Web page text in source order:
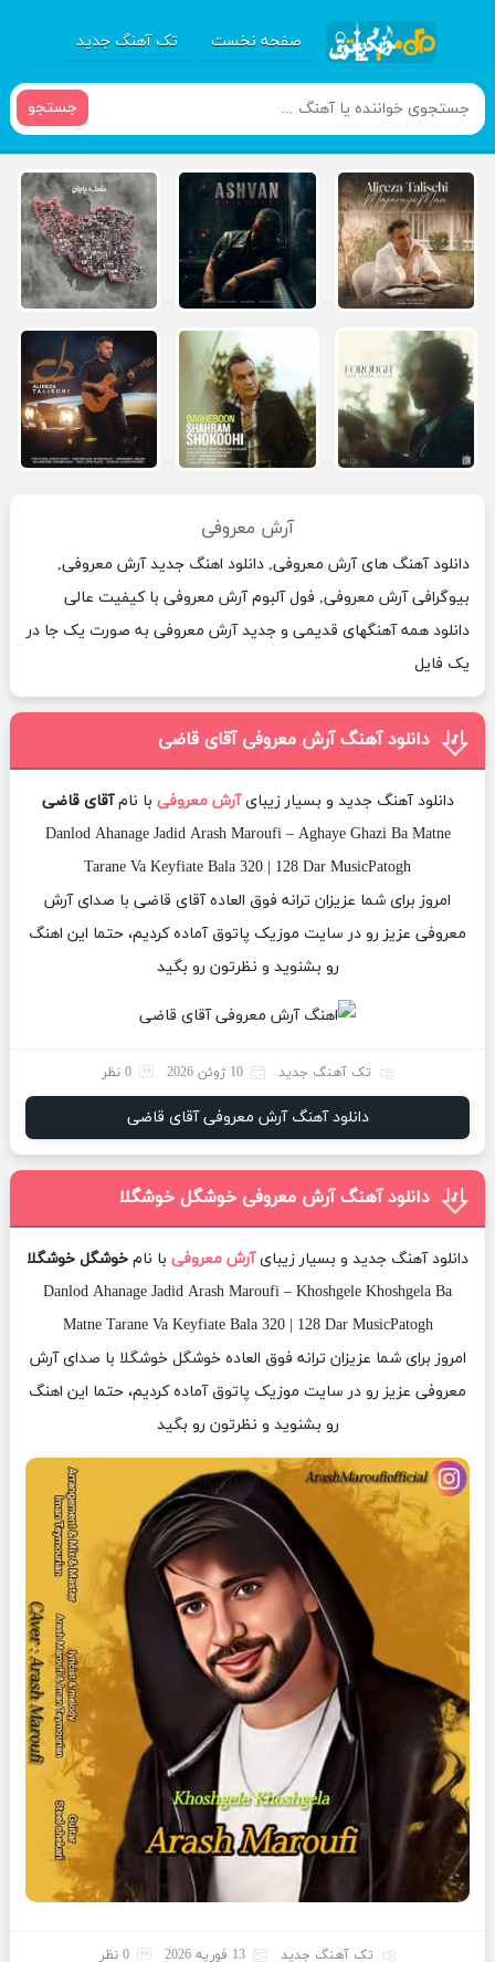
صفحه نخست تک آهنگ جدید
جستجو
آرش معروفی
دانلود آهنگ های آرش معروفی, دانلود اهنگ جدید آرش معروفی,
بیوگرافی آرش معروفی, فول آلبوم آرش معروفی با کیفیت عالی
دانلود همه آهنگهای قدیمی و جدید آرش معروفی به صورت یک جا در
یک فایل
دانلود آهنگ آرش معروفی آقای قاضی
دانلود آهنگ جدید و بسیار زیبایآرش معروفی با نامآقای قاضی
Danlod Ahanage Jadid Arash Maroufi – Aghaye Ghazi Ba Matne
Tarane Va Keyfiate Bala 320 | 128 Dar MusicPatogh
امروز برای شما عزیزان ترانه فوق العاده آقای قاضی با صدای آرش
معروفی عزیز رو در سایت موزیک پاتوق آماده کردیم، حتما این اهنگ
رو بشنوید و نظرتون رو بگید
تک آهنگ جدید 10 ژوئن 2026 0 نظر
دانلود آهنگ آرش معروفی آقای قاضی
دانلود آهنگ آرش معروفی خوشگل خوشگلا
دانلود آهنگ جدید و بسیار زیبایآرش معروفی با نام خوشگل خوشگلا
Danlod Ahanage Jadid Arash Maroufi – Khoshgele Khoshgela Ba
Matne Tarane Va Keyfiate Bala 320 | 128 Dar MusicPatogh
امروز برای شما عزیزان ترانه فوق العاده خوشگل خوشگلا با صدای آرش
معروفی عزیز رو در سایت موزیک پاتوق آماده کردیم، حتما این اهنگ
رو بشنوید و نظرتون رو بگید
تک آهنگ جدید 13 فوریه 2026 0 نظر